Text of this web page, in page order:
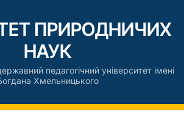
ПРИРОДНИЧИХ
НАУК
педагогічний університет імені
Хмельницького